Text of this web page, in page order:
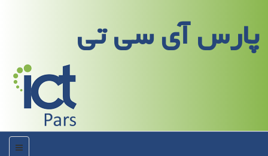
پارس آی سی تی
منو